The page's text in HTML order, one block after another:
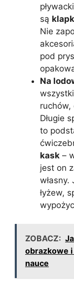
są
Nie
pod
Na
ruchów,
Długie
to
kask –
jest on
własny.
łyżew,
ZOBACZ:
obrazkowe
nauce